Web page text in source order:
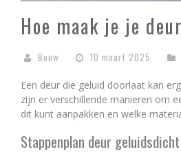
Hoe maak je je
Bouw 10 maart 2025
Een deur die geluid doorlaat kan
zijn er verschillende manieren om
dit kunt aanpakken en welke
Stappenplan deur